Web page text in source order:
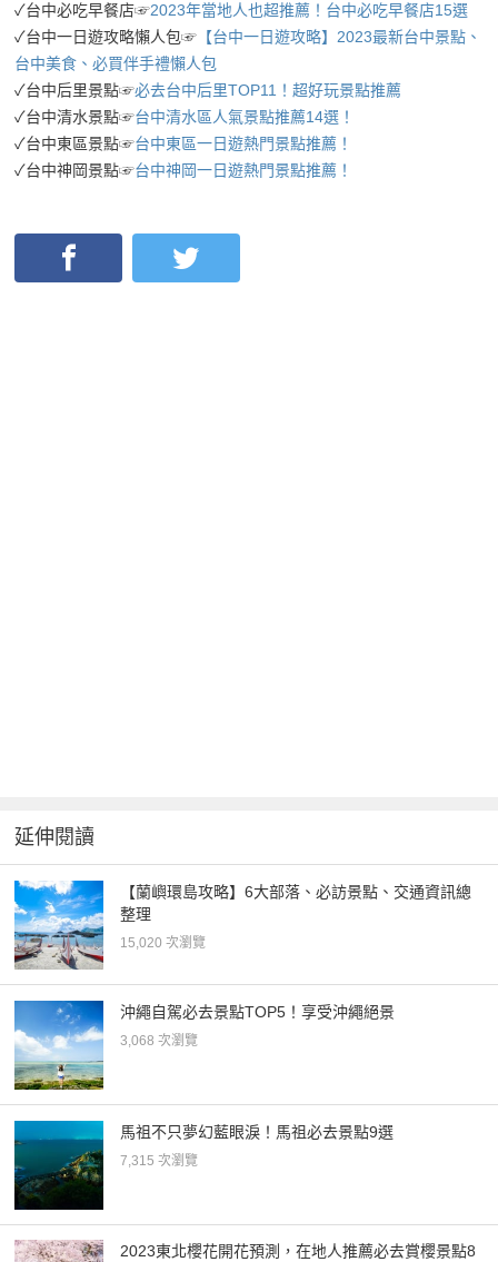
✓台中必吃早餐店☞2023年當地人也超推薦！台中必吃早餐店15選
✓台中一日遊攻略懶人包☞ 【台中一日遊攻略】2023最新台中景點、
台中美食、必買伴手禮懶人包
✓台中后里景點☞必去台中后里TOP11！超好玩景點推薦
✓台中清水景點☞台中清水區人氣景點推薦14選！
✓台中東區景點☞台中東區一日遊熱門景點推薦！
✓台中神岡景點☞台中神岡一日遊熱門景點推薦！
延伸閱讀
【蘭嶼環島攻略】6大部落、必訪景點、交通資訊總
整理
15,020 次瀏覽
沖繩自駕必去景點TOP5！享受沖繩絕景
3,068 次瀏覽
馬祖不只夢幻藍眼淚！馬祖必去景點9選
7,315 次瀏覽
2023東北櫻花開花預測，在地人推薦必去賞櫻景點8